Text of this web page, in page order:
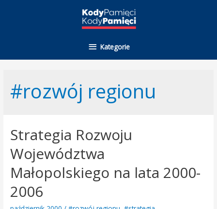
Kategorie
Kategorie
#rozwój regionu
Strategia Rozwoju
Województwa
Małopolskiego na lata 2000-
2006